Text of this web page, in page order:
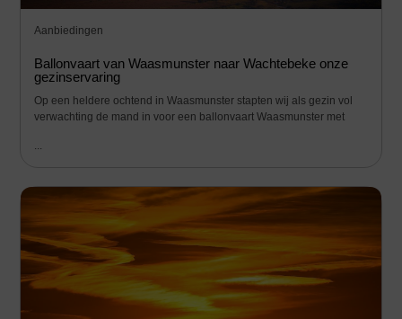
Aanbiedingen
Ballonvaart van Waasmunster naar Wachtebeke onze
gezinservaring
Op een heldere ochtend in Waasmunster stapten wij als gezin vol
verwachting de mand in voor een ballonvaart Waasmunster met
...